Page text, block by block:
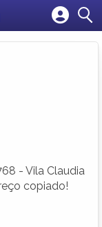
- Vila Claudia
copiado!